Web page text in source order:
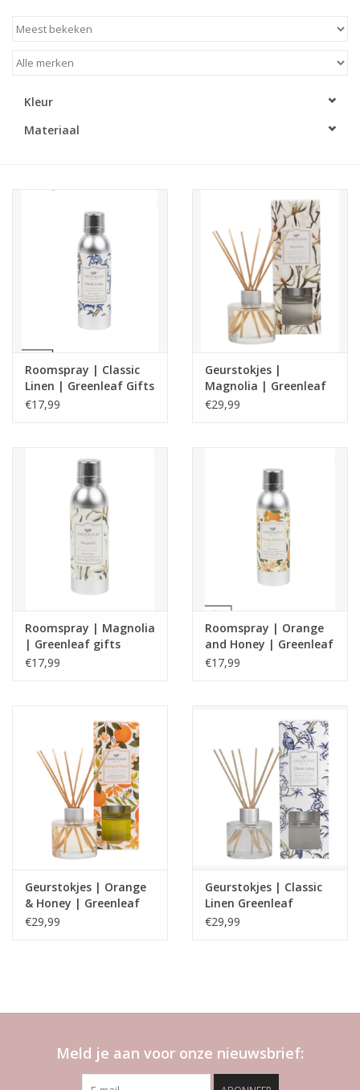
Kleur
Materiaal
Roomspray | Classic
Linen | Greenleaf Gifts
€17,99
Geurstokjes |
Magnolia | Greenleaf
gifts
€29,99
Roomspray | Magnolia
| Greenleaf gifts
€17,99
Roomspray | Orange
and Honey | Greenleaf
Gifts
€17,99
Geurstokjes | Orange
& Honey | Greenleaf
€29,99
Geurstokjes | Classic
Linen Greenleaf
€29,99
Meld je aan voor onze nieuwsbrief: